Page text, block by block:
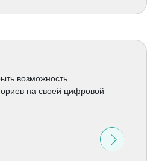
возможность
на своей цифровой